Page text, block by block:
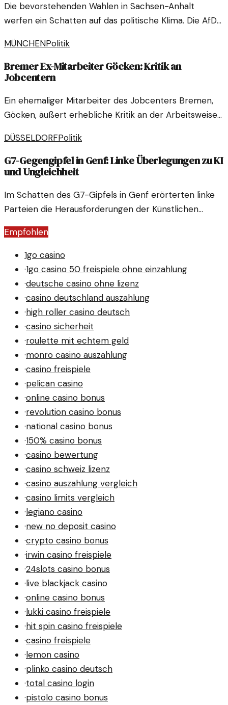
Die bevorstehenden Wahlen in Sachsen-Anhalt
werfen ein Schatten auf das politische Klima. Die AfD
der Regierungskoalition in Frage.
MÜNCHENPolitik
Bremer Ex-Mitarbeiter Göcken: Kritik an
Jobcentern
Ein ehemaliger Mitarbeiter des Jobcenters Bremen,
Göcken, äußert erhebliche Kritik an der Arbeitsweise
DÜSSELDORFPolitik
G7-Gegengipfel in Genf: Linke Überlegungen zu KI
und Ungleichheit
Im Schatten des G7-Gipfels in Genf erörterten linke
Parteien die Herausforderungen der Künstlichen
Ungleichheit. Die Debatte war geprägt von
tiefgreifenden Fragen zu Ethik und Gerechtigkeit.
Empfohlen
1go casino
·1go casino 50 freispiele ohne einzahlung
·deutsche casino ohne lizenz
·casino deutschland auszahlung
·high roller casino deutsch
·casino sicherheit
·roulette mit echtem geld
·monro casino auszahlung
·casino freispiele
·pelican casino
·online casino bonus
·revolution casino bonus
·national casino bonus
·150% casino bonus
·casino bewertung
·casino schweiz lizenz
·casino auszahlung vergleich
·casino limits vergleich
·legiano casino
·new no deposit casino
·crypto casino bonus
·irwin casino freispiele
·24slots casino bonus
·live blackjack casino
·online casino bonus
·lukki casino freispiele
·hit spin casino freispiele
·casino freispiele
·lemon casino
·plinko casino deutsch
·total casino login
·pistolo casino bonus